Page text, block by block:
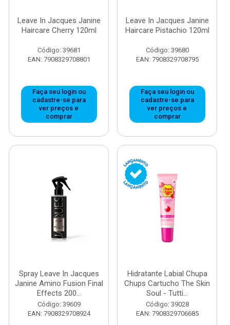
Leave In Jacques Janine
Haircare Cherry 120ml
Código: 39681
EAN: 7908329708801
Faça seu login ou
cadastre-se para
ver preços e
comprar
Leave In Jacques Janine
Haircare Pistachio 120ml
Código: 39680
EAN: 7908329708795
Faça seu login ou
cadastre-se para
ver preços e
comprar
Spray Leave In Jacques
Janine Amino Fusion Final
Effects 200...
Código: 39609
EAN: 7908329708924
Hidratante Labial Chupa
Chups Cartucho The Skin
Soul - Tutti...
Código: 39028
EAN: 7908329706685